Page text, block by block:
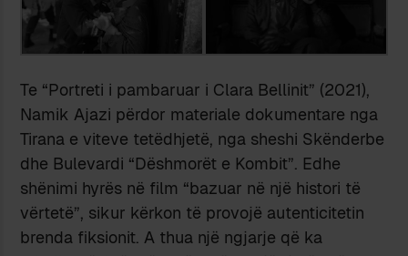
Te “Portreti i pambaruar i Clara Bellinit” (2021),
Namik Ajazi përdor materiale dokumentare nga
Tirana e viteve tetëdhjetë, nga sheshi Skënderbe
dhe Bulevardi “Dëshmorët e Kombit”. Edhe
shënimi hyrës në film “bazuar në një histori të
vërtetë”, sikur kërkon të provojë autenticitetin
brenda fiksionit. A thua një ngjarje që ka